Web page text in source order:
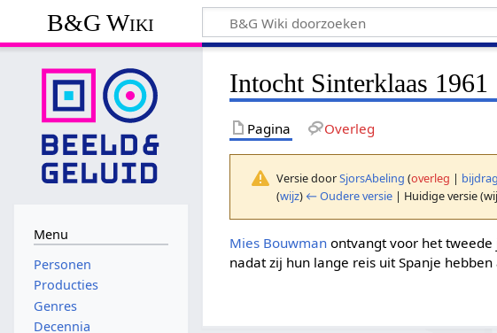
B&G Wiki
Intocht Sinterklaas 1961
Pagina Overleg
Versie doorSjorsAbeling (overleg |
(wijz) ← Oudere versie | Huidige versie
Mies Bouwman ontvangt voor het
nadat zij hun lange reis uit Spanje hebben
Menu
Personen
Producties
Genres
Decennia